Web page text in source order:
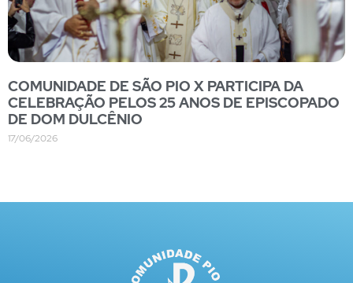
COMUNIDADE DE SÃO PIO X PARTICIPA DA
CELEBRAÇÃO PELOS 25 ANOS DE EPISCOPADO
DE DOM DULCÊNIO
17/06/2026